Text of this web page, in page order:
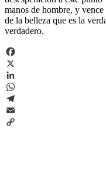
manos de hombre, y
de la belleza que es la
verdadero.
Facebook
X
LinkedIn
WhatsApp
Telegram
Email